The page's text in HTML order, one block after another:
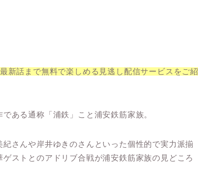
新話まで無料で楽しめる見逃し配信サービスをご紹
ある通称「浦鉄」こと浦安鉄筋家族。
さんや岸井ゆきのさんといった個性的で実力派揃
ストとのアドリブ合戦が浦安鉄筋家族の見どころ